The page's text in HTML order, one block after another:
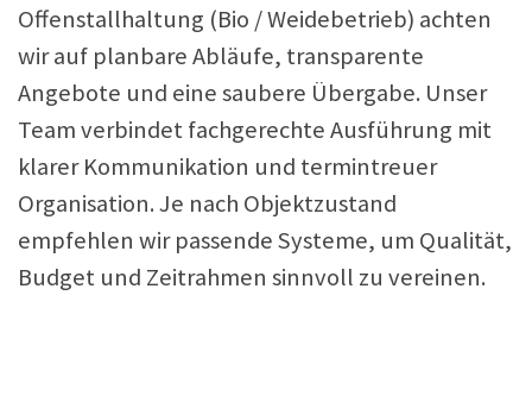
Offenstallhaltung (Bio / Weidebetrieb) achten
wir auf planbare Abläufe, transparente
Angebote und eine saubere Übergabe. Unser
Team verbindet fachgerechte Ausführung mit
klarer Kommunikation und termintreuer
Organisation. Je nach Objektzustand
empfehlen wir passende Systeme, um Qualität,
Budget und Zeitrahmen sinnvoll zu vereinen.